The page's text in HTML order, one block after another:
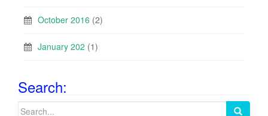
October 2016 (2)
January 202 (1)
Search:
Search